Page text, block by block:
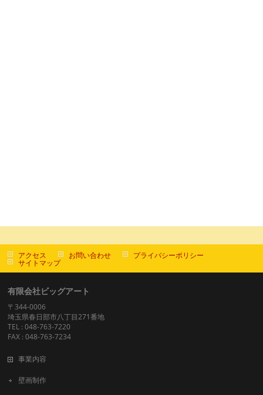
アクセス お問い合わせ プライバシーポリシー
サイトマップ
有限会社ビッグアート
〒344-0006
埼玉県春日部市八丁目271番地
TEL : 048-763-7220
FAX : 048-763-7234
事業内容
壁画制作